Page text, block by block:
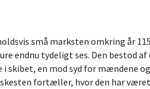
små marksten omkring år
endnu tydeligt ses. Den bestod
skibet, en mod syd for mændene
fortæller, hvor den har